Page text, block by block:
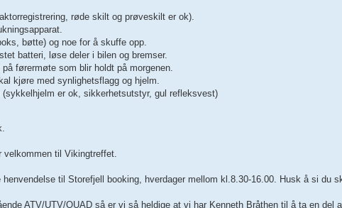
røde skilt og prøveskilt er ok).
bøtte) og noe for å skuffe opp.
batteri, løse deler i bilen og bremser.
førermøte som blir holdt på morgenen.
kjøre med synlighetsflagg og hjelm.
er ok, sikkerhetsutstyr, gul refleksvest)
til Vikingtreffet.
til Storefjell booking, hverdager mellom kl.8.30-16.00. Husk å si du
ATV/UTV/QUAD så er vi så heldige at vi har Kenneth Bråthen til å ta en